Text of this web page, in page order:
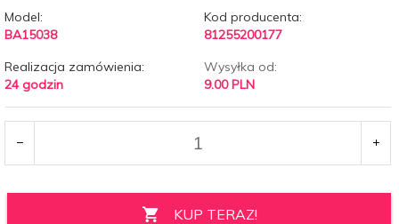
Model:
BA15038
Kod producenta:
81255200177
Realizacja zamówienia:
24 godzin
Wysyłka od:
9.00 PLN
KUP TERAZ!